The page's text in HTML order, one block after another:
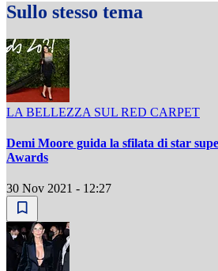
Sullo stesso tema
LA BELLEZZA SUL RED CARPET
Demi Moore guida la sfilata di star
Awards
30 Nov 2021 - 12:27